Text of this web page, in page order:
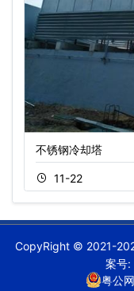
不锈钢冷却塔
11-22
CopyRight © 2021-
案号:
粤公